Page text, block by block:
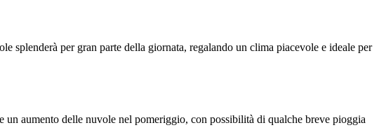
splenderà per gran parte della giornata, regalando un clima piacevole e ideale per
un aumento delle nuvole nel pomeriggio, con possibilità di qualche breve pioggia